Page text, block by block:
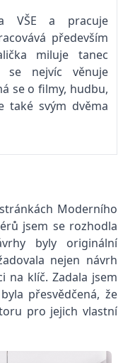
VŠE a pracuje
především
miluje tanec
nejvíc věnuje
se o filmy, hudbu,
také svým dvěma
Moderního
jsem se rozhodla
byly originální
nejen návrh
na klíč. Zadala jsem
přesvědčená, že
pro jejich vlastní